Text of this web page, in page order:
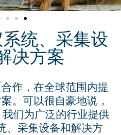
统、采集设
决方案
作，在全球范围内提
。可以很自豪地说，
们为广泛的行业提供
、采集设备和解决方